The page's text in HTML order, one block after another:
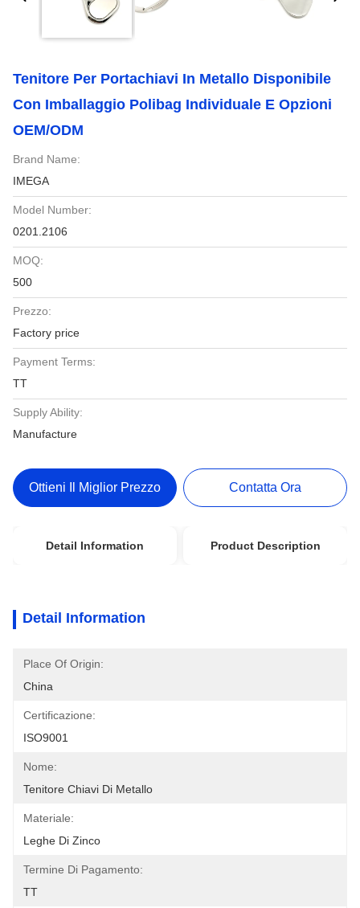
Tenitore Per Portachiavi In Metallo Disponibile
Con Imballaggio Polibag Individuale E Opzioni
OEM/ODM
Brand Name:
IMEGA
Model Number:
0201.2106
MOQ:
500
Prezzo:
Factory price
Payment Terms:
TT
Supply Ability:
Manufacture
Ottieni Il Miglior Prezzo Contatta Ora
Detail Information Product Description
Detail Information
Place Of Origin:
China
Certificazione:
ISO9001
Nome:
Tenitore Chiavi Di Metallo
Materiale:
Leghe Di Zinco
Termine Di Pagamento:
TT